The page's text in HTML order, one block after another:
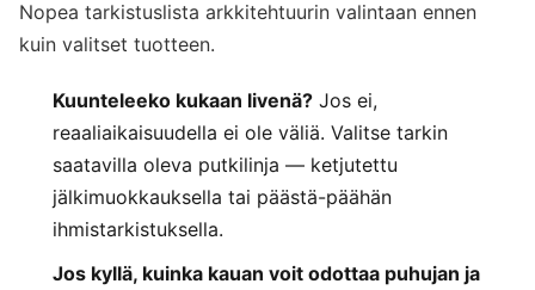
Nopea tarkistuslista arkkitehtuurin valintaan ennen
kuin valitset tuotteen.
Kuunteleeko kukaan livenä? Jos ei,
reaaliaikaisuudella ei ole väliä. Valitse tarkin
saatavilla oleva putkilinja — ketjutettu
jälkimuokkauksella tai päästä-päähän
ihmistarkistuksella.
Jos kyllä, kuinka kauan voit odottaa puhujan ja